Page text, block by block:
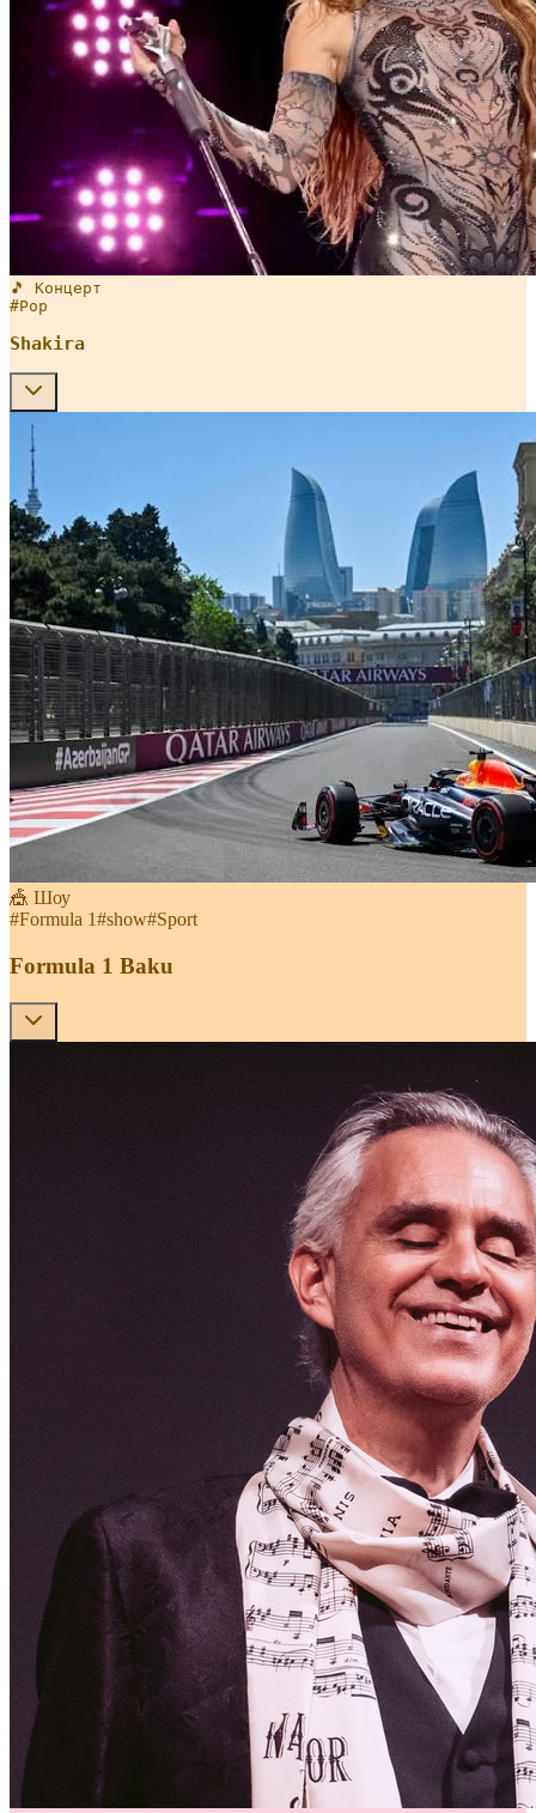
🎵 Концерт
#Pop
Shakira
🎪 Шоу
#Formula 1#show#Sport
Formula 1 Baku